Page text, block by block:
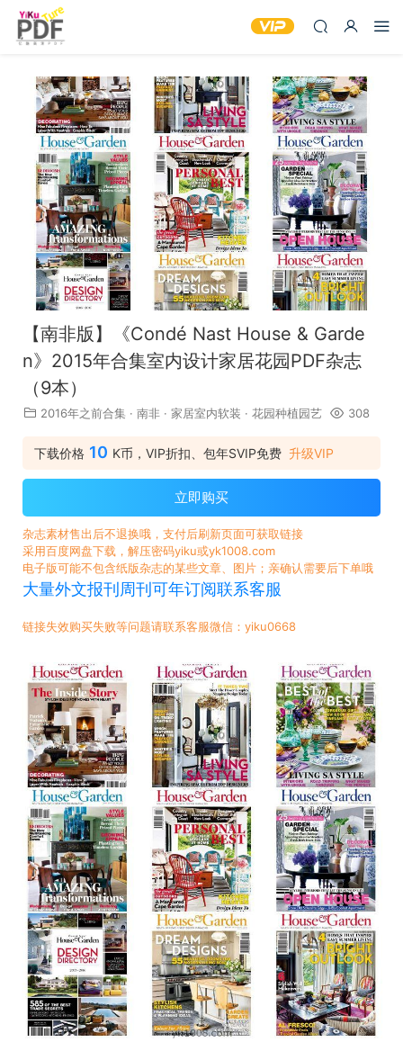
【南非版】《Condé Nast House & Garde
n》2015年合集室内设计家居花园PDF杂志
（9本）
2016年之前合集 · 南非 · 家居室内软装 · 花园种植园艺 308
下载价格 10 K币，VIP折扣、包年SVIP免费 升级VIP
立即购买
杂志素材售出后不退换哦，支付后刷新页面可获取链接
采用百度网盘下载，解压密码yiku或yk1008.com
电子版可能不包含纸版杂志的某些文章、图片；亲确认需要后下单哦
大量外文报刊周刊可年订阅联系客服
链接失效购买失败等问题请联系客服微信：yiku0668